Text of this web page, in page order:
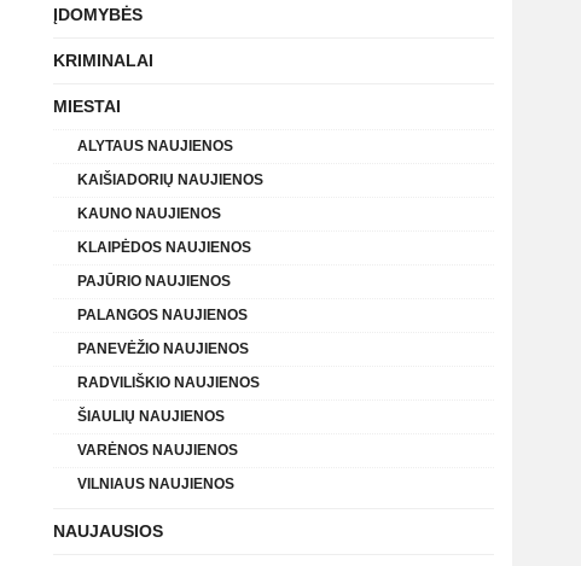
ĮDOMYBĖS
KRIMINALAI
MIESTAI
ALYTAUS NAUJIENOS
KAIŠIADORIŲ NAUJIENOS
KAUNO NAUJIENOS
KLAIPĖDOS NAUJIENOS
PAJŪRIO NAUJIENOS
PALANGOS NAUJIENOS
PANEVĖŽIO NAUJIENOS
RADVILIŠKIO NAUJIENOS
ŠIAULIŲ NAUJIENOS
VARĖNOS NAUJIENOS
VILNIAUS NAUJIENOS
NAUJAUSIOS